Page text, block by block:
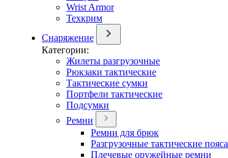
Wrist Armor
Техкрим
Снаряжение
Категории:
Жилеты разгрузочные
Рюкзаки тактические
Тактические сумки
Портфели тактические
Подсумки
Ремни
Ремни для брюк
Разгрузочные тактические пояса
Плечевые оружейные ремни